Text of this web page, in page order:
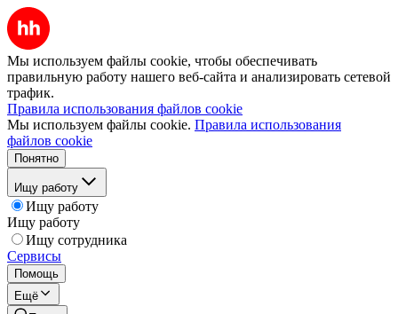
Мы используем файлы cookie, чтобы обеспечивать
правильную работу нашего веб-сайта и анализировать сетевой
трафик.
Правила использования файлов cookie
Мы используем файлы cookie. Правила использования
файлов cookie
Понятно
Ищу работу
Ищу работу
Ищу работу
Ищу сотрудника
Сервисы
Помощь
Ещё